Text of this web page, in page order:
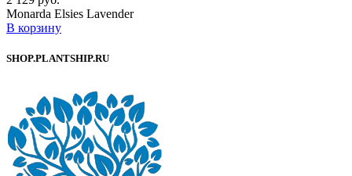
Monarda Elsies Lavender
В корзину
SHOP.PLANTSHIP.RU